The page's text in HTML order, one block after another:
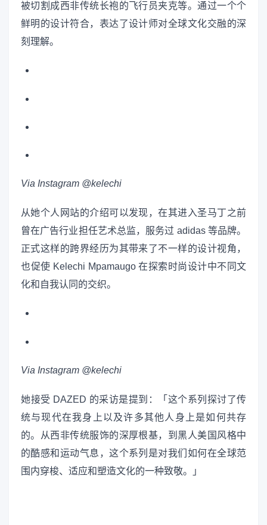
被切割成西非传统长袍的飞行员夹克等。通过一个个
鲜明的设计符合，表达了设计师对全球文化交融的深
刻理解。
Via Instagram @kelechi
从她个人网站的介绍可以发现，在其进入圣马丁之前
曾在广告行业担任艺术总监，服务过 adidas 等品牌。
正式这样的跨界经历为其带来了不一样的设计视角，
也促使 Kelechi Mpamaugo 在探索时尚设计中不同文
化和自我认同的交织。
Via Instagram @kelechi
她接受 DAZED 的采访是提到：「这个系列探讨了传
统与现代在我身上以及许多其他人身上是如何共存
的。从西非传统服饰的深厚根基，到黑人美国风格中
的酷感和运动气息，这个系列是对我们如何在全球范
围内穿梭、适应和塑造文化的一种致敬。」